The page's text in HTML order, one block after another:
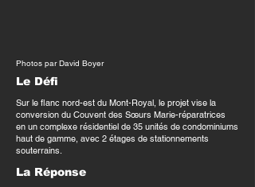
Photos par David Boyer
Le Défi
Sur le flanc nord-est du Mont-Royal, le projet vise la
conversion du Couvent des Sœurs Marie-réparatrices
en un complexe résidentiel de 35 unités de condominiums
haut de gamme, avec 2 étages de stationnements
souterrains.
La Réponse